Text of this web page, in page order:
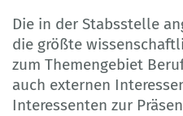
Die in der Stabsstelle
die größte
zum Themengebiet
auch externen
Interessenten zur